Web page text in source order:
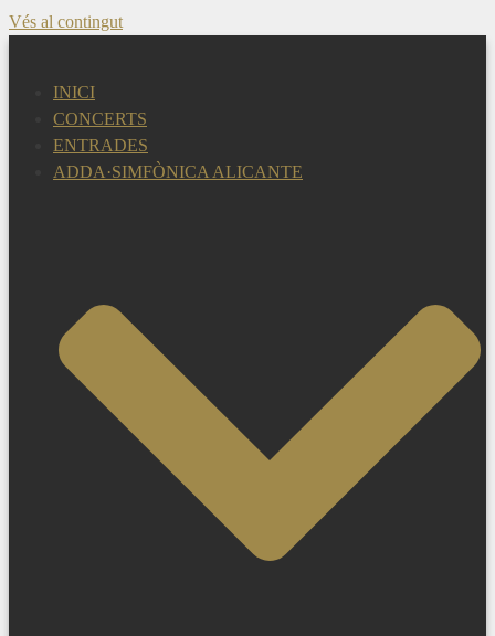
Vés al contingut
INICI
CONCERTS
ENTRADES
ADDA·SIMFÒNICA ALICANTE